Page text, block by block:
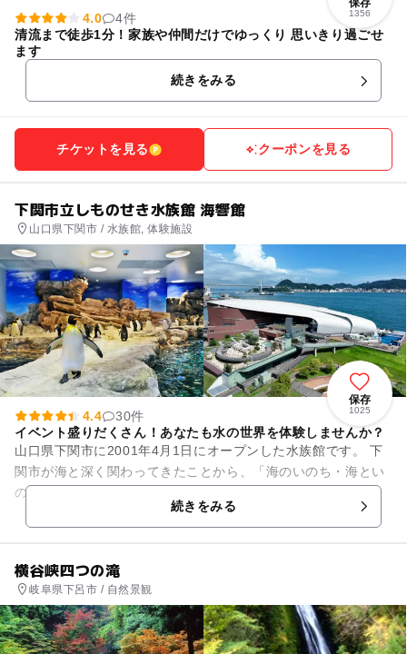
保存
1356
4.0
4件
清流まで徒歩1分！家族や仲間だけでゆっくり 思いきり過ごせ
ます
続きをみる
チケットを見る クーポンを見る
下関市立しものせき水族館 海響館
山口県下関市 / 水族館, 体験施設
保存
1025
4.4
30件
イベント盛りだくさん！あなたも水の世界を体験しませんか？
山口県下関市に2001年4月1日にオープンした水族館です。 下
関市が海と深く関わってきたことから、「海のいのち・海とい
のち」をメインコンセプトとしています。2025年8月には、ア
続きをみる
横谷峡四つの滝
岐阜県下呂市 / 自然景観